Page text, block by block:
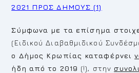
2021 ΠΡΟΣ ΔΗΜΟΥΣ (1)
Σύμφωνα με τα επίσημα
(Ειδικού Διαβαθμιδικού
ο Δήμος Κρωπίας καταφέρνει
ήδη από το 2019 (!), στην